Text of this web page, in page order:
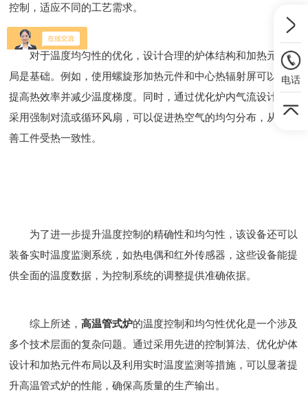
控制，适应不同的工艺需求。
对于温度均匀性的优化，设计合理的炉体结构和加热元件布
局是基础。例如，使用螺旋形加热元件和中心热辐射屏可以有效
提高热效率并减少温度梯度。同时，通过优化炉内气流设计，如
采用强制对流或循环风扇，可以促进热空气的均匀分布，从而改
善工件受热一致性。
为了进一步提升温度控制的精确性和均匀性，该设备还可以
装备实时温度监测系统，如热电偶和红外传感器，这些设备能提
供全面的温度数据，为控制系统的调整提供准确依据。
综上所述，高温管式炉的温度控制和均匀性优化是一个涉及
多个技术层面的复杂问题。通过采用先进的控制算法、优化炉体
设计和加热元件布局以及利用实时温度监测等措施，可以显著提
升高温管式炉的性能，确保高质量的生产输出。
电话